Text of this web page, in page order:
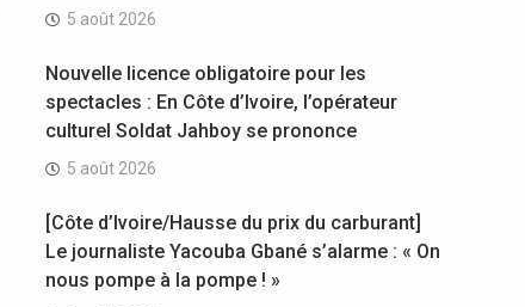
5 août 2026
Nouvelle licence obligatoire pour les
spectacles : En Côte d’Ivoire, l’opérateur
culturel Soldat Jahboy se prononce
5 août 2026
[Côte d’Ivoire/Hausse du prix du carburant]
Le journaliste Yacouba Gbané s’alarme : « On
nous pompe à la pompe ! »